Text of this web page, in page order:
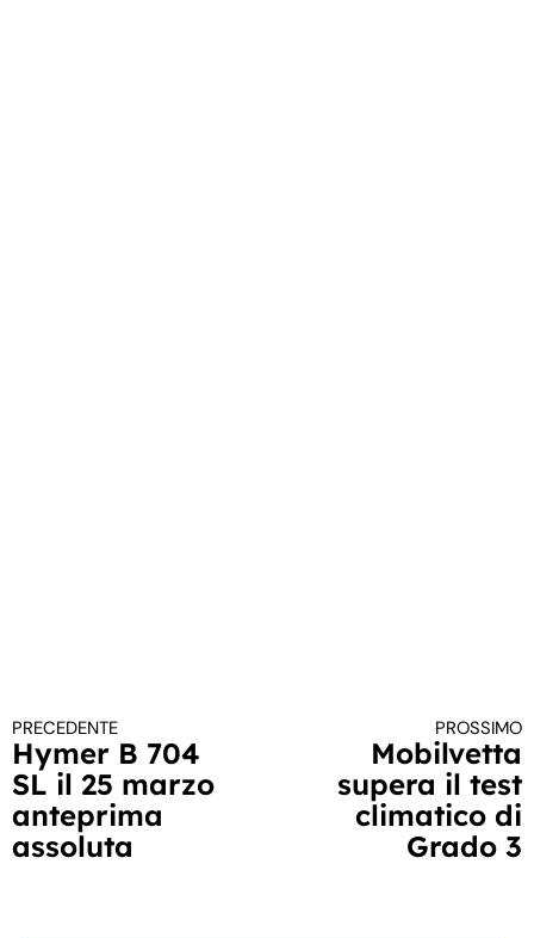
Continua a leggere
PRECEDENTE
Hymer B 704
SL il 25 marzo
anteprima
assoluta
PROSSIMO
Mobilvetta
supera il test
climatico di
Grado 3